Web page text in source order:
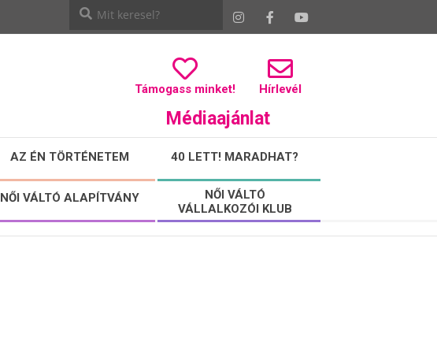
Támogass minket! Hírlevél
Médiaajánlat
AZ ÉN TÖRTÉNETEM 40 LETT! MARADHAT?
NŐI VÁLTÓ ALAPÍTVÁNY
NŐI VÁLTÓ
VÁLLALKOZÓI KLUB